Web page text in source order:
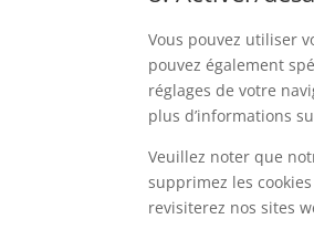
Vous pouvez utiliser
pouvez également
réglages de votre
plus d’informations
Veuillez noter que
supprimez les
revisiterez nos sites